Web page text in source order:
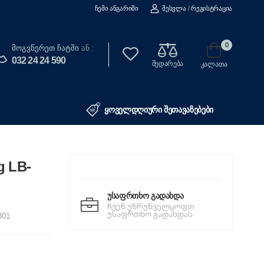
Ჩემი Ანგარიში Შესვლა / Რეგისტრაცია
Მოგვწერეთ Ჩატში ან :
032 24 24 590 შედარება
0
კალათა
ყოველდღიური შეთავაზებები
LB-
Უსაფრთხო Გადახდა
ჩვენ უზრუნველყოფთ
უსაფრთხო გადახდას